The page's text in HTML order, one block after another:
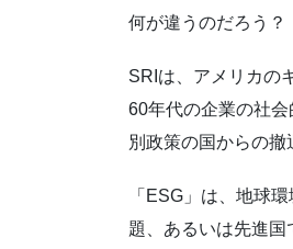
何が違うのだろう？
SRIは、アメリカの
60年代の企業の社
別政策の国からの撤
「ESG」は、地球
題、あるいは先進